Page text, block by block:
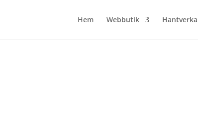
Hem Webbutik